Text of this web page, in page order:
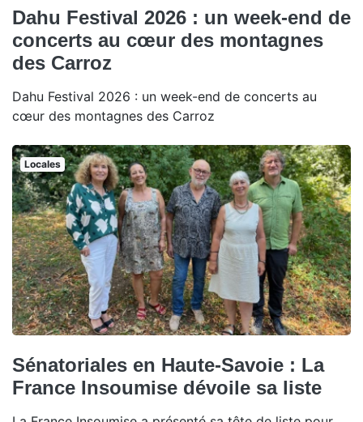
Dahu Festival 2026 : un week-end de
concerts au cœur des montagnes
des Carroz
Dahu Festival 2026 : un week-end de concerts au
cœur des montagnes des Carroz
Locales
Sénatoriales en Haute-Savoie : La
France Insoumise dévoile sa liste